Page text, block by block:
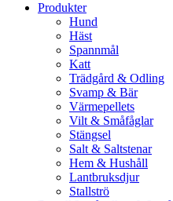
Produkter
Hund
Häst
Spannmål
Katt
Trädgård & Odling
Svamp & Bär
Värmepellets
Vilt & Småfåglar
Stängsel
Salt & Saltstenar
Hem & Hushåll
Lantbruksdjur
Stallströ